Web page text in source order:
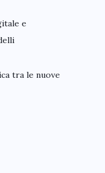
e
tra le nuove